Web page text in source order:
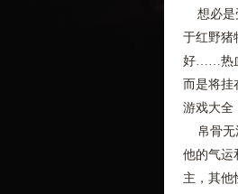
想必是
于红野猪
好……热
而是将挂
游戏大全
帛骨无
他的气运
主，其他